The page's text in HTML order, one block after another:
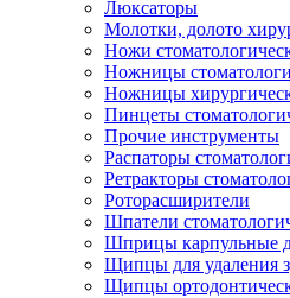
Люксаторы
Молотки, долото
Ножи
Ножницы
Ножницы
Пинцеты
Прочие инструменты
Распаторы
Ретракторы
Роторасширители
Шпатели
Шприцы карпульные
Щипцы для удаления
Щипцы